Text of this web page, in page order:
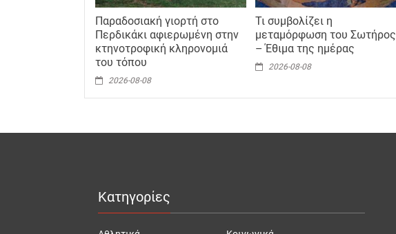
Παραδοσιακή γιορτή στο
Περδικάκι αφιερωμένη στην
κτηνοτροφική κληρονομιά
του τόπου
2026-08-08
Τι συμβολίζει η
μεταμόρφωση του Σωτήρος
– Έθιμα της ημέρας
2026-08-08
Κατηγορίες